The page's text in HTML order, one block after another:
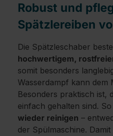
Robust und
Spätzlereiben
Die Spätzleschaber
hochwertigem,
somit besonders
Wasserdampf kann dem
Besonders praktisch ist,
einfach gehalten sind.
wieder reinigen –
der Spülmaschine.